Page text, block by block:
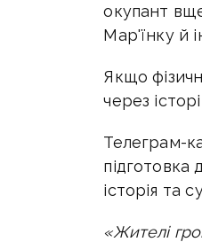
окупант
Мар'їнку й
Якщо
через
Телеграм-
історія та
«Жителі